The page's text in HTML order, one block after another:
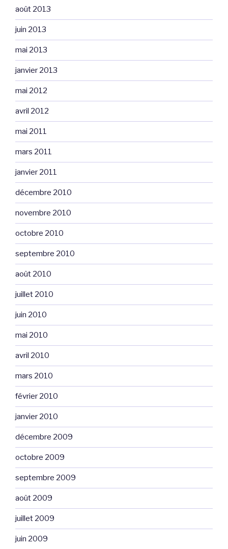
août 2013
juin 2013
mai 2013
janvier 2013
mai 2012
avril 2012
mai 2011
mars 2011
janvier 2011
décembre 2010
novembre 2010
octobre 2010
septembre 2010
août 2010
juillet 2010
juin 2010
mai 2010
avril 2010
mars 2010
février 2010
janvier 2010
décembre 2009
octobre 2009
septembre 2009
août 2009
juillet 2009
juin 2009